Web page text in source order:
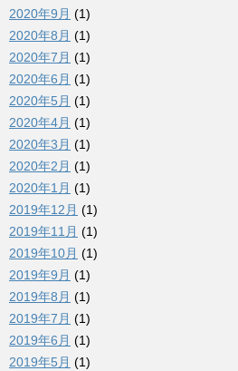
2020年9月 (1)
2020年8月 (1)
2020年7月 (1)
2020年6月 (1)
2020年5月 (1)
2020年4月 (1)
2020年3月 (1)
2020年2月 (1)
2020年1月 (1)
2019年12月 (1)
2019年11月 (1)
2019年10月 (1)
2019年9月 (1)
2019年8月 (1)
2019年7月 (1)
2019年6月 (1)
2019年5月 (1)